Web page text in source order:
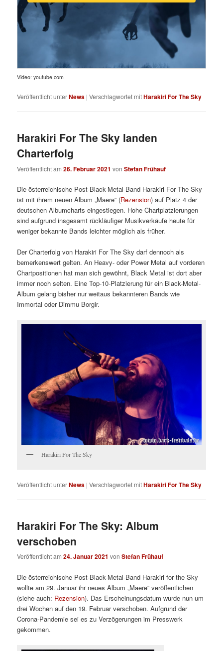
Video: youtube.com
Veröffentlicht unterNews |Verschlagwortet mitHarakiri For The Sky
Harakiri For The Sky landen
Charterfolg
Veröffentlicht am26. Februar 2021 vonStefan Frühauf
Die österreichische Post-Black-Metal-Band Harakiri For The Sky
ist mit ihrem neuen Album „Maere“ (Rezension) auf Platz 4 der
deutschen Albumcharts eingestiegen. Hohe Chartplatzierungen
sind aufgrund insgesamt rückläufiger Musikverkäufe heute für
weniger bekannte Bands leichter möglich als früher.
Der Charterfolg von Harakiri For The Sky darf dennoch als
bemerkenswert gelten. An Heavy- oder Power Metal auf vorderen
Chartpositionen hat man sich gewöhnt, Black Metal ist dort aber
immer noch selten. Eine Top-10-Platzierung für ein Black-Metal-
Album gelang bisher nur weitaus bekannteren Bands wie
Immortal oder Dimmu Borgir.
Harakiri For The Sky
Veröffentlicht unterNews |Verschlagwortet mitHarakiri For The Sky
Harakiri For The Sky: Album
verschoben
Veröffentlicht am24. Januar 2021 vonStefan Frühauf
Die österreichische Post-Black-Metal-Band Harakiri for the Sky
wollte am 29. Januar ihr neues Album „Maere“ veröffentlichen
(siehe auch: Rezension). Das Erscheinungsdatum wurde nun um
drei Wochen auf den 19. Februar verschoben. Aufgrund der
Corona-Pandemie sei es zu Verzögerungen im Presswerk
gekommen.